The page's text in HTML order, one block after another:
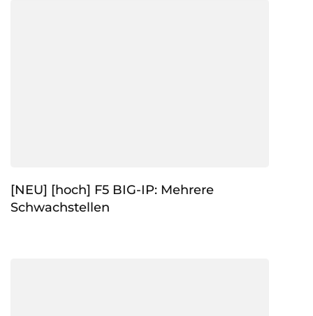
[NEU] [hoch] F5 BIG-IP: Mehrere
Schwachstellen